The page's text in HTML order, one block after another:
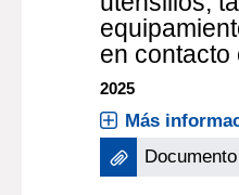
en contacto
2025
Más